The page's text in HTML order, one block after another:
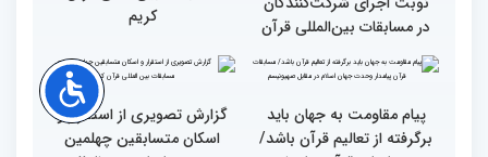
بین‌المللی قرآن/انسجام بین
برادران اهل تشیع و تسنن
در این دوره مشهود است
برگزاری مراسم قرعه‌‌کشی
توسعه کمی و کیفی